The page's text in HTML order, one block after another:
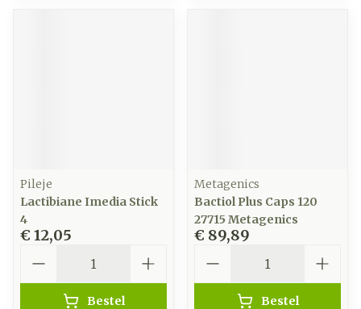
Pileje
Lactibiane Imedia Stick
4
€ 12,05
Bestel
Metagenics
Bactiol Plus Caps 120
27715 Metagenics
€ 89,89
Bestel